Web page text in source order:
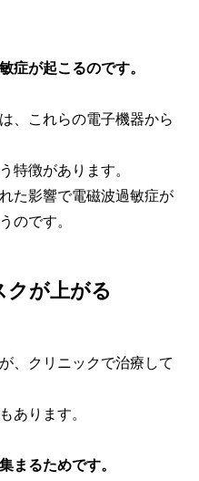
症が起こるのです。
、これらの電子機器から
特徴があります。
た影響で電磁波過敏症が
のです。
クが上がる
、クリニックで治療して
あります。
まるためです。